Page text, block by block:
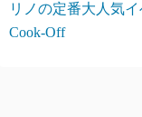
リノの定番大人気
Cook-Off